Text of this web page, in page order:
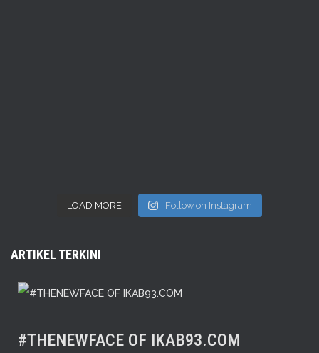
LOAD MORE Follow on Instagram
ARTIKEL TERKINI
#THENEWFACE OF IKAB93.COM